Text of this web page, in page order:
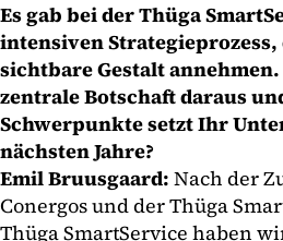
Es gab bei der Thüga
intensiven
sichtbare Gestalt
zentrale Botschaft daraus
Schwerpunkte setzt Ihr
nächsten Jahre?
Emil Bruusgaard: Nach der
Conergos und der Thüga
Thüga SmartService haben